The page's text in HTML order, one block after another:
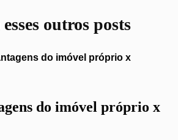
esses outros posts
do imóvel próprio x